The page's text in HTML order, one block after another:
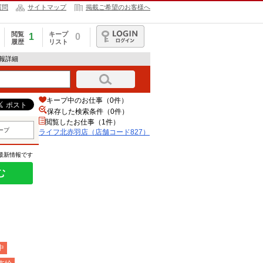
問 サイトマップ 掲載ご希望のお客様へ
閲覧
履歴
1
キープ
リスト
0
ログイン
詳細
プ
新情報です
キープ中のお仕事（0件）
保存した検索条件（0件）
閲覧したお仕事（1件）
ライフ北赤羽店（店舗コード827）